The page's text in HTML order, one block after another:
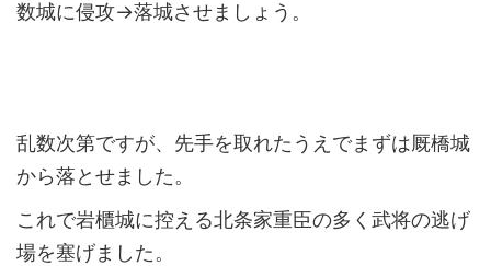
数城に侵攻→落城させましょう。
乱数次第ですが、先手を取れたうえでまずは厩橋城
から落とせました。
これで岩櫃城に控える北条家重臣の多く武将の逃げ
場を塞げました。